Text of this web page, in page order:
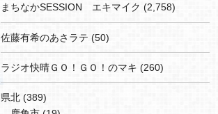
まちなかSESSION エキマイク (2,758)
佐藤有希のあさラテ (50)
ラジオ快晴ＧＯ！ＧＯ！のマキ (260)
県北 (389)